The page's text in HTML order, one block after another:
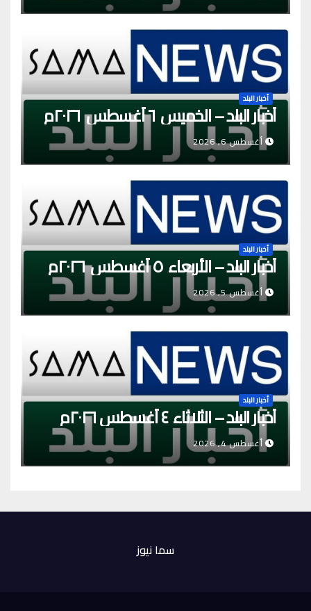
أخبار البلد
أخبار البلد – الخميس ٦ أغسطس ٢٠٢٦م
أغسطس 6, 2026
أخبار البلد
أخبار البلد – الأربعاء ٥ أغسطس ٢٠٢٦م
أغسطس 5, 2026
أخبار البلد
أخبار البلد – الثلاثاء ٤ أغسطس ٢٠٢٦م
أغسطس 4, 2026
سما نيوز